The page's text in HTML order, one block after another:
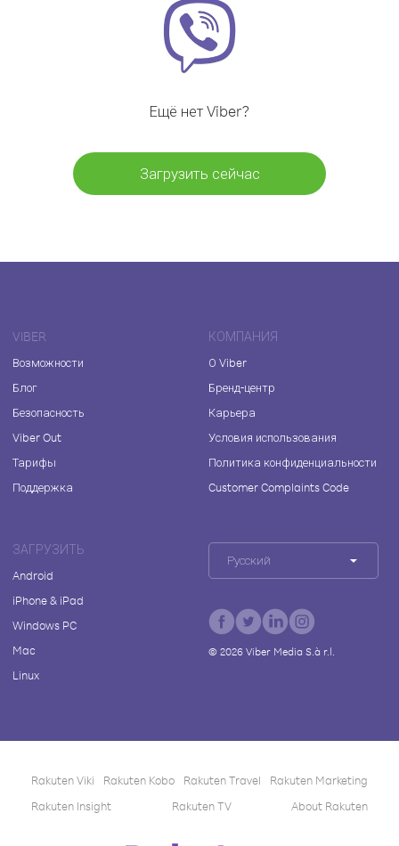
Ещё нет Viber?
Загрузить сейчас
VIBER
Возможности
Блог
Безопасность
Viber Out
Тарифы
Поддержка
КОМПАНИЯ
О Viber
Бренд-центр
Карьера
Условия использования
Политика конфиденциальности
Customer Complaints Code
ЗАГРУЗИТЬ
Android
iPhone & iPad
Windows PC
Mac
Linux
Русский
© 2026Viber Media S.à r.l.
Rakuten Viki Rakuten Kobo Rakuten Travel
Rakuten Marketing
Rakuten Insight
Rakuten TV About Rakuten